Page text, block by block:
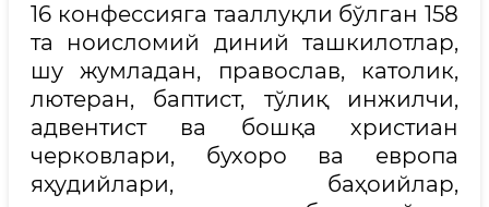
16 конфессияга тааллуқли бўлган 158
та ноисломий диний ташкилотлар,
шу жумладан, православ, католик,
лютеран, баптист, тўлиқ инжилчи,
адвентист ва бошқа христиан
черковлари, бухоро ва европа
яҳудийлари, баҳоийлар,